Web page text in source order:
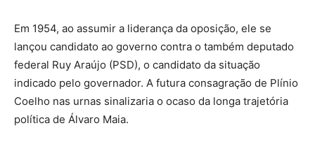
Em 1954, ao assumir a liderança da oposição, ele se
lançou candidato ao governo contra o também deputado
federal Ruy Araújo (PSD), o candidato da situação
indicado pelo governador. A futura consagração de Plínio
Coelho nas urnas sinalizaria o ocaso da longa trajetória
política de Álvaro Maia.